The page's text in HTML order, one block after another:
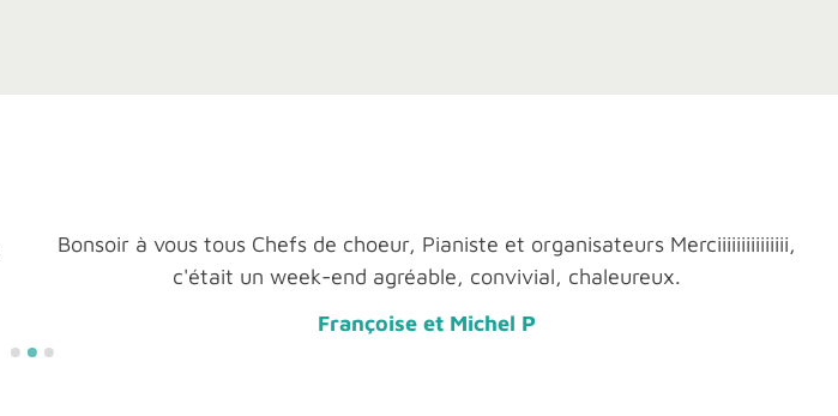
Bonsoir à vous tous Chefs de choeur, Pianiste et organisateurs Merciiiiiiiiiiiiiii,
c'était un week-end agréable, convivial, chaleureux.
Françoise et Michel P